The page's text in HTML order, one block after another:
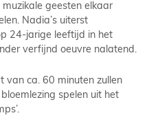
geesten elkaar
Nadia’s uiterst
24-jarige leeftijd in het
verfijnd oeuvre nalatend.
van ca. 60 minuten zullen
spelen uit het